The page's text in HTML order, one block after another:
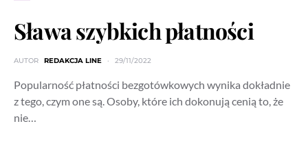
Sława szybkich płatności
AUTOR REDAKCJA LINE 29/11/2022
Popularność płatności bezgotówkowych wynika dokładnie
z tego, czym one są. Osoby, które ich dokonują cenią to, że
nie…